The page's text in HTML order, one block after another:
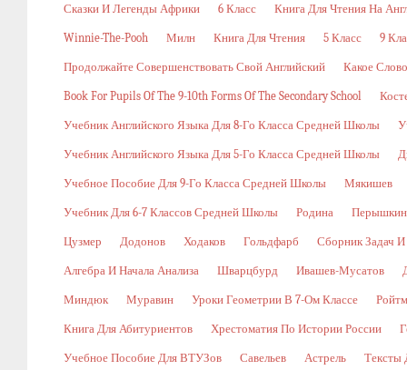
Сказки И Легенды Африки 6 Класс Книга Для Чтения На
Winnie-The-Pooh Милн Книга Для Чтения 5 Класс 9
Продолжайте Совершенствовать Свой Английский Какое
Book For Pupils Of The 9-10th Forms Of The Secondary School
Учебник Английского Языка Для 8-Го Класса Средней Школы
Учебник Английского Языка Для 5-Го Класса Средней Школы
Учебное Пособие Для 9-Го Класса Средней Школы Мякишев
Учебник Для 6-7 Классов Средней Школы Родина Перышкин
Цузмер Додонов Ходаков Гольдфарб Сборник Задач
Алгебра И Начала Анализа Шварцбурд Ивашев-Мусатов
Миндюк Муравин Уроки Геометрии В 7-Ом Классе
Книга Для Абитуриентов Хрестоматия По Истории России
Учебное Пособие Для ВТУЗов Савельев Астрель Тексты